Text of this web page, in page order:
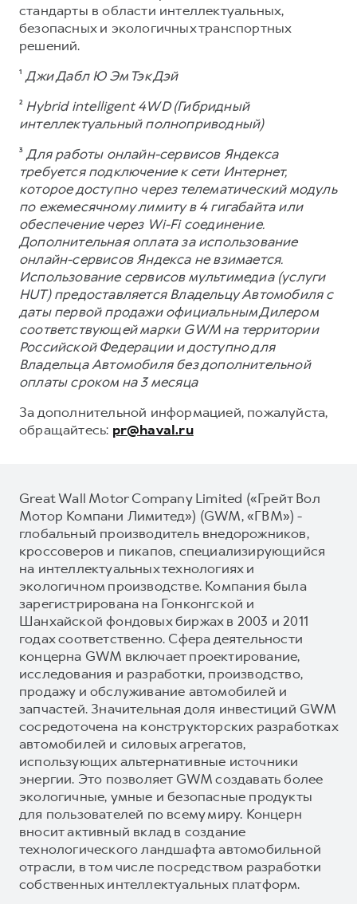
стандарты в области интеллектуальных,
безопасных и экологичных транспортных
решений.
¹Джи Дабл Ю Эм Тэк Дэй
²Hybrid intelligent 4WD (Гибридный
интеллектуальный полноприводный)
³Для работы онлайн-сервисов Яндекса
требуется подключение к сети Интернет,
которое доступно через телематический модуль
по ежемесячному лимиту в 4 гигабайта или
обеспечение через Wi-Fi соединение.
Дополнительная оплата за использование
онлайн-сервисов Яндекса не взимается.
Использование сервисов мультимедиа (услуги
HUT) предоставляется Владельцу Автомобиля с
даты первой продажи официальным Дилером
соответствующей марки GWM на территории
Российской Федерации и доступно для
Владельца Автомобиля без дополнительной
оплаты сроком на 3 месяца
За дополнительной информацией, пожалуйста,
обращайтесь: pr@haval.ru
Great Wall Motor Company Limited («Грейт Вол
Мотор Компани Лимитед») (GWM, «ГВМ») -
глобальный производитель внедорожников,
кроссоверов и пикапов, специализирующийся
на интеллектуальных технологиях и
экологичном производстве. Компания была
зарегистрирована на Гонконгской и
Шанхайской фондовых биржах в 2003 и 2011
годах соответственно. Сфера деятельности
концерна GWM включает проектирование,
исследования и разработки, производство,
продажу и обслуживание автомобилей и
запчастей. Значительная доля инвестиций GWM
сосредоточена на конструкторских разработках
автомобилей и силовых агрегатов,
использующих альтернативные источники
энергии. Это позволяет GWM создавать более
экологичные, умные и безопасные продукты
для пользователей по всему миру. Концерн
вносит активный вклад в создание
технологического ландшафта автомобильной
отрасли, в том числе посредством разработки
собственных интеллектуальных платформ.